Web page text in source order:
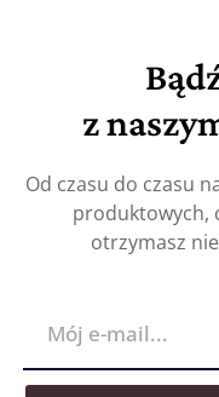
z
Od czasu do czasu
produktowych,
otrzymasz